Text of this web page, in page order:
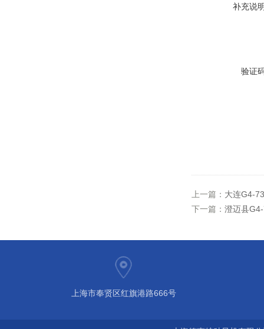
补充说
验证
上一篇： 大连G4-
下一篇： 澄迈县
上海市奉贤区红旗港路666号